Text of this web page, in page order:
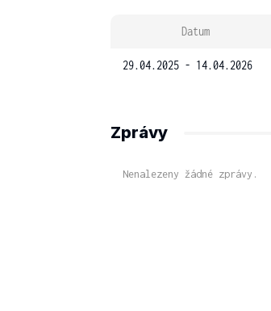
Datum
29.04.2025 - 14.04.2026
Zprávy
Nenalezeny žádné zprávy.